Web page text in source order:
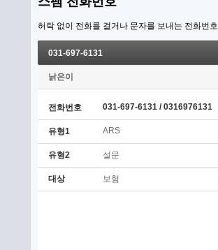
허락 없이 전화를 걸거나 문자를 보내는 전화번
031-697-6131
낡은이
전화번호 031-697-6131 / 0316976131
유형1 ARS
유형2 설문
대상 보험